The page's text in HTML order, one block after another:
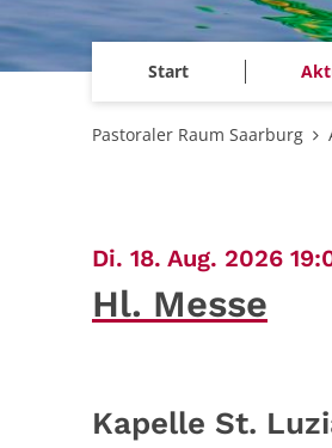
Start
Pastoraler Raum Saarburg
Di. 18. Aug. 2026
Hl. Messe
Kapelle St.